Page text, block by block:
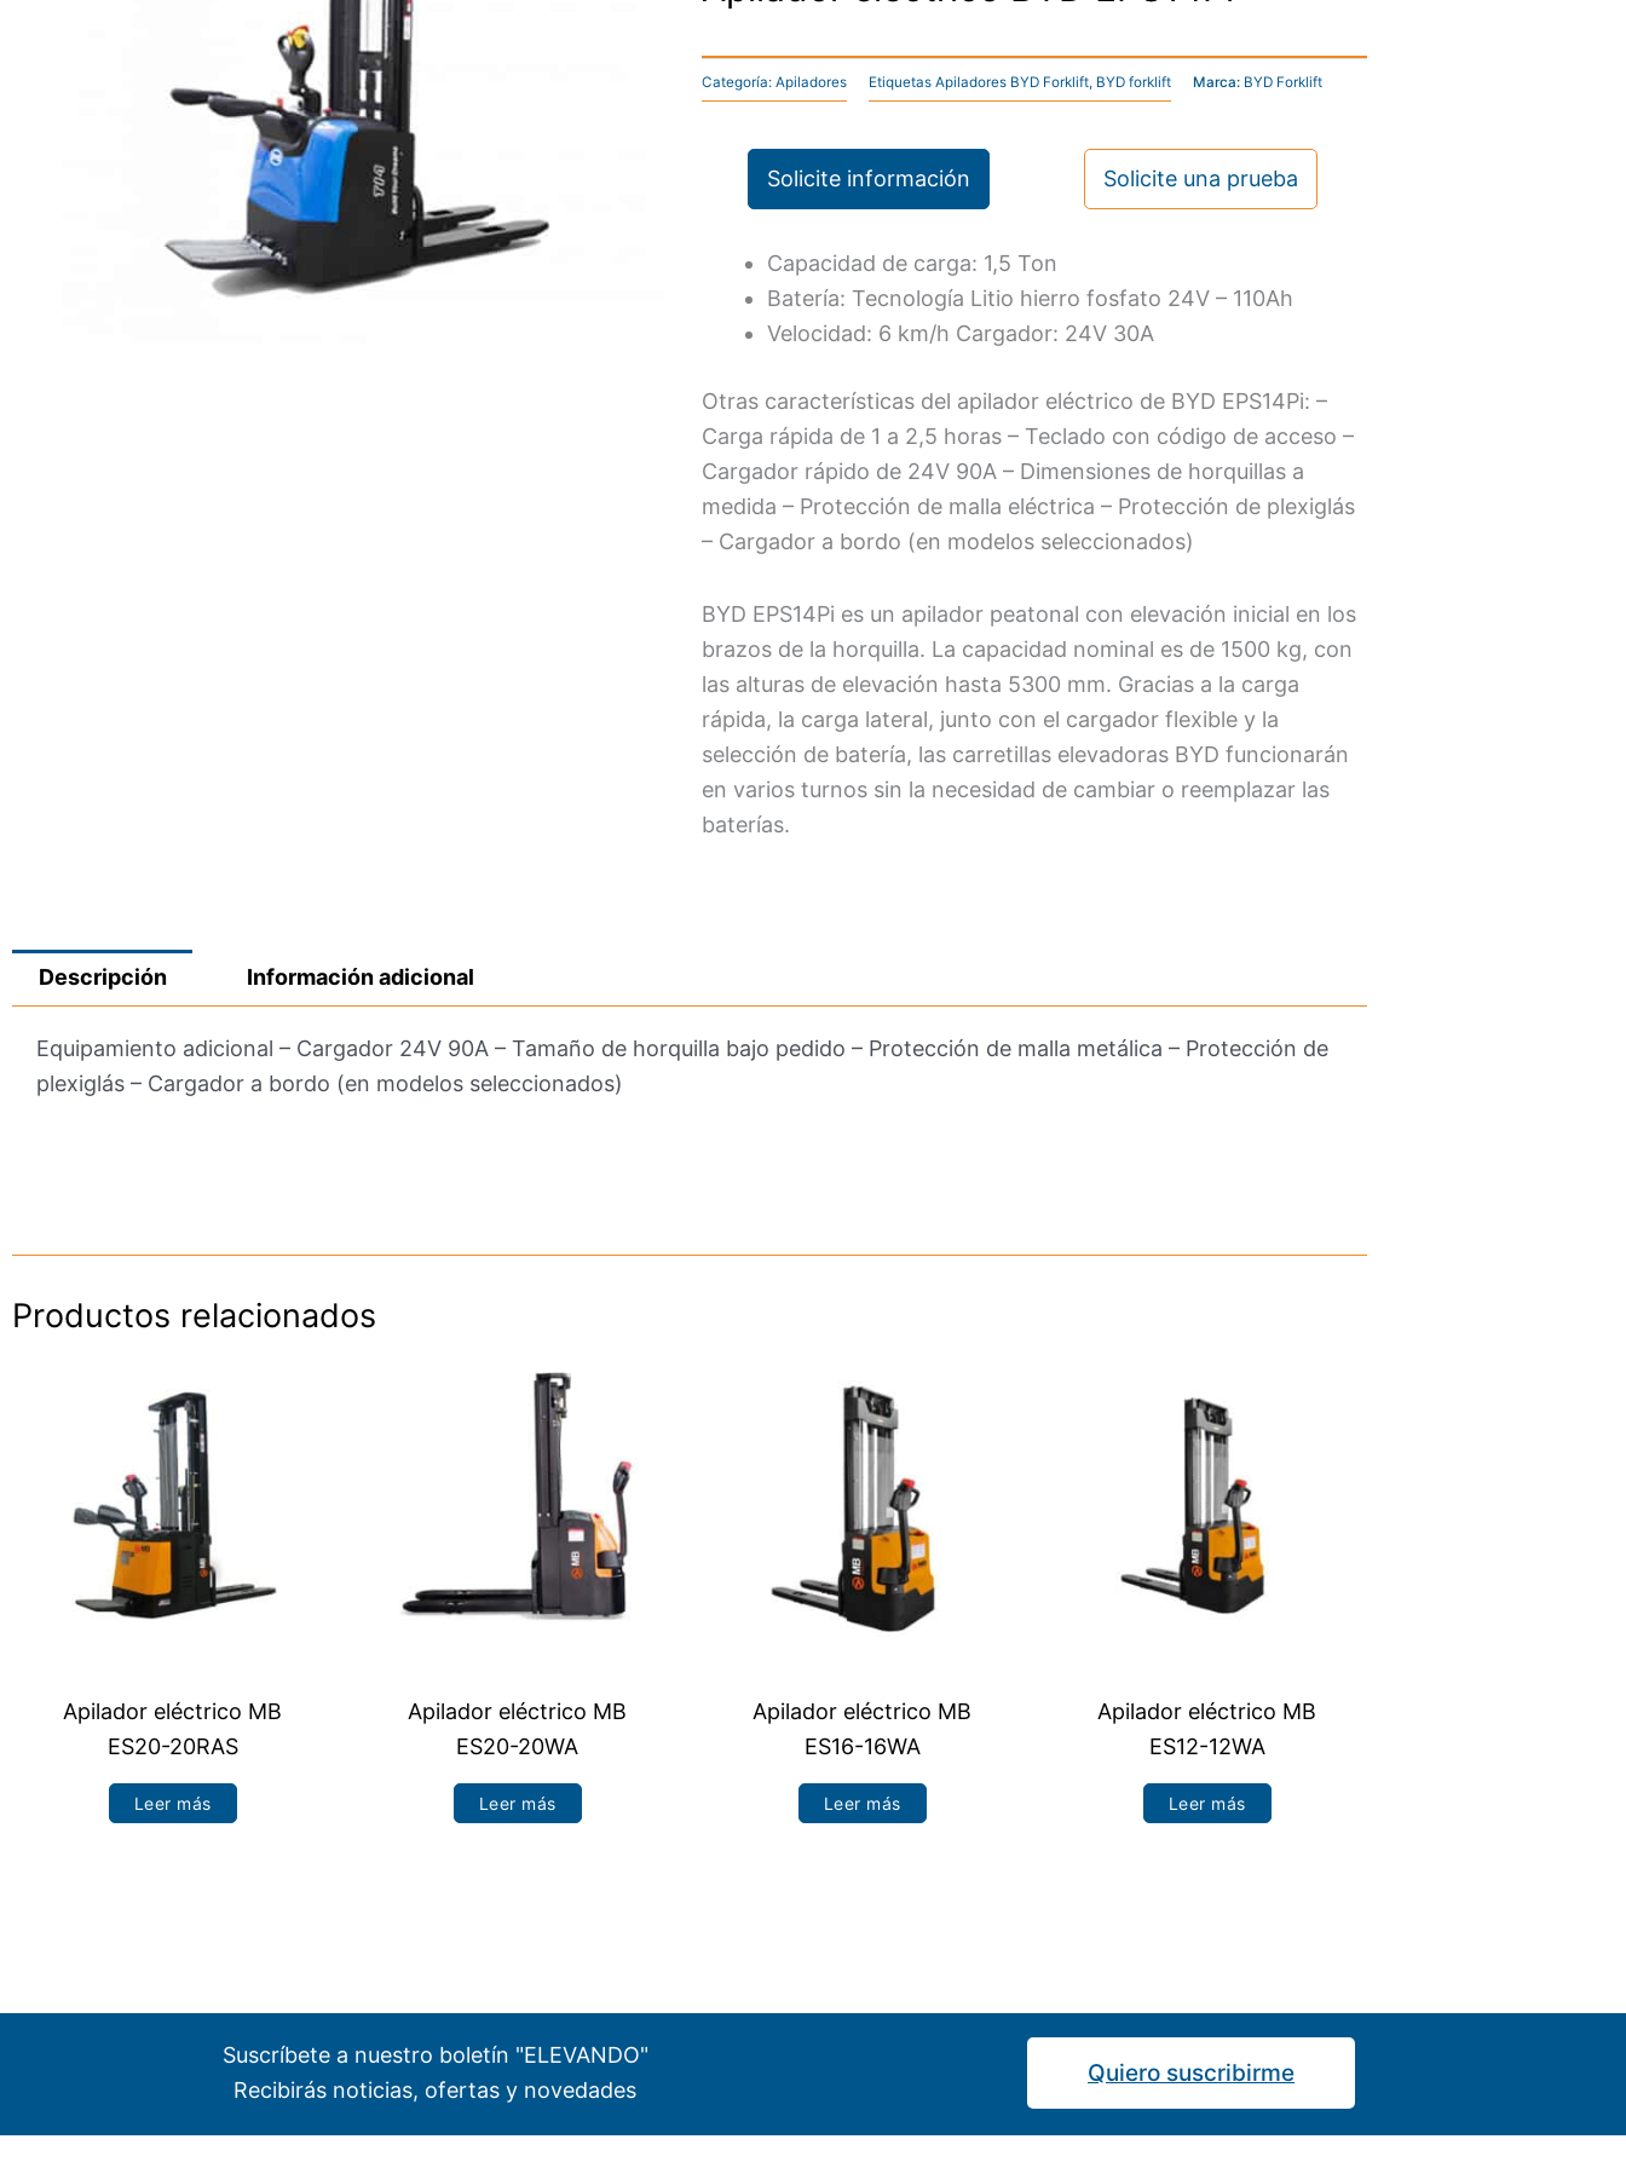
Categoría: Apiladores Etiquetas Apiladores BYD Forklift, BYD forklift Marca: BYD Forklift
Solicite información Solicite una prueba
Capacidad de carga: 1,5 Ton
Batería: Tecnología Litio hierro fosfato 24V – 110Ah
Velocidad: 6 km/h Cargador: 24V 30A
Otras características del apilador eléctrico de BYD EPS14Pi: –
Carga rápida de 1 a 2,5 horas – Teclado con código de acceso –
Cargador rápido de 24V 90A – Dimensiones de horquillas a
medida – Protección de malla eléctrica – Protección de plexiglás
– Cargador a bordo (en modelos seleccionados)
BYD EPS14Pi es un apilador peatonal con elevación inicial en los
brazos de la horquilla. La capacidad nominal es de 1500 kg, con
las alturas de elevación hasta 5300 mm. Gracias a la carga
rápida, la carga lateral, junto con el cargador flexible y la
selección de batería, las carretillas elevadoras BYD funcionarán
en varios turnos sin la necesidad de cambiar o reemplazar las
baterías.
Descripción Información adicional
Equipamiento adicional – Cargador 24V 90A – Tamaño de horquilla bajo pedido – Protección de malla metálica – Protección de
plexiglás – Cargador a bordo (en modelos seleccionados)
Productos relacionados
Apilador eléctrico MB
ES20-20RAS
Leer más
Apilador eléctrico MB
ES20-20WA
Leer más
Apilador eléctrico MB
ES16-16WA
Leer más
Apilador eléctrico MB
ES12-12WA
Leer más
Suscríbete a nuestro boletín "ELEVANDO"
Recibirás noticias, ofertas y novedades
Quiero suscribirme